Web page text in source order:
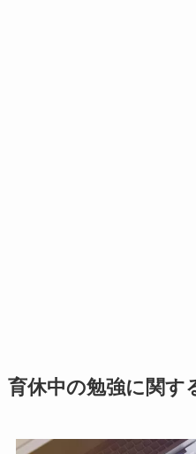
育休中の勉強に関す